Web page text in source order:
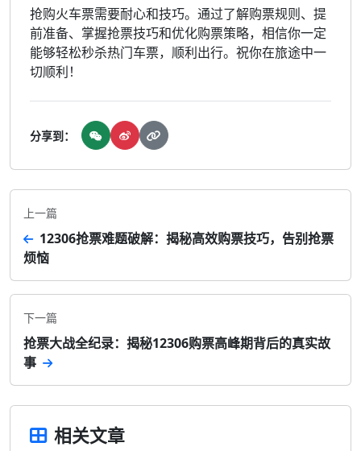
抢购火车票需要耐心和技巧。通过了解购票规则、提
前准备、掌握抢票技巧和优化购票策略，相信你一定
能够轻松秒杀热门车票，顺利出行。祝你在旅途中一
切顺利！
分享到：
上一篇
12306抢票难题破解：揭秘高效购票技巧，告别抢票
烦恼
下一篇
抢票大战全纪录：揭秘12306购票高峰期背后的真实故
事
相关文章